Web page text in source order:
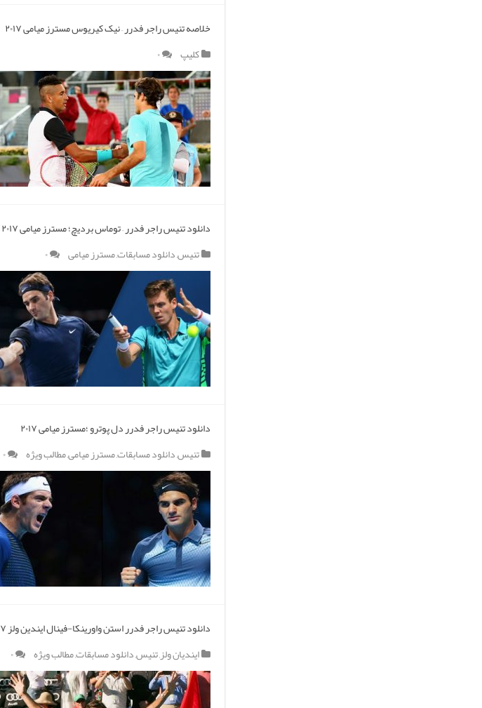
خلاصه تنیس راجر فدرر – نیک کیریوس مسترز میامی ۲۰۱۷
کلیپ
۰
دانلود تنیس راجر فدرر – توماس بردیچ؛ مسترز میامی ۲۰۱۷
تنیس,دانلود مسابقات,مسترز میامی ۰
دانلود تنیس راجر فدرر دل پوترو ؛مسترز میامی ۲۰۱۷
تنیس,دانلود مسابقات,مسترز میامی,مطالب ویژه ۰
دانلود تنیس راجر فدرر استن واورینکا-فینال ایندین ولز ۲۰۱۷
ایندیان ولز,تنیس,دانلود مسابقات,مطالب ویژه ۰